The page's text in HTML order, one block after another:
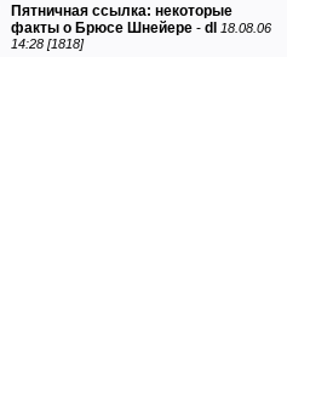
Пятничная ссылка: некоторые
факты о Брюсе Шнейере - dl 18.08.06
14:28 [1818]